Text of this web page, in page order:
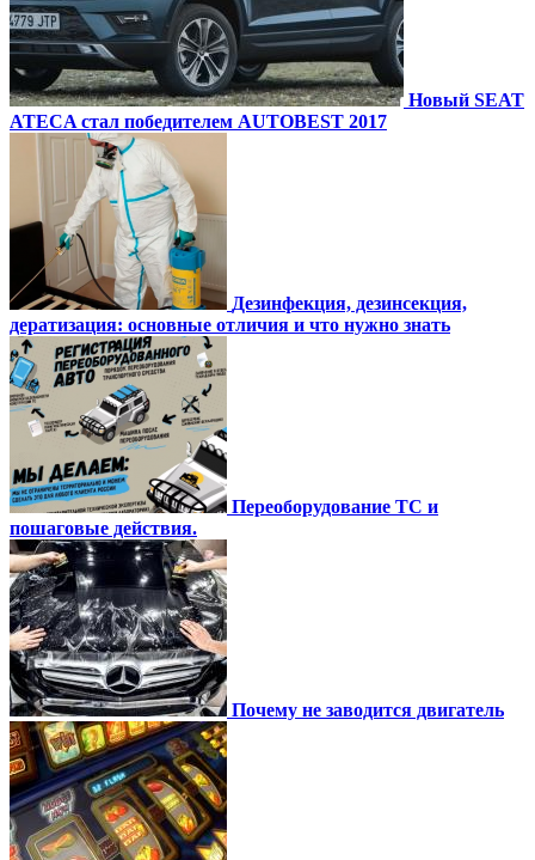
Новый SEAT
ATECA стал победителем AUTOBEST 2017
Дезинфекция, дезинсекция,
дератизация: основные отличия и что нужно знать
Переоборудование ТС и
пошаговые действия.
Почему не заводится двигатель